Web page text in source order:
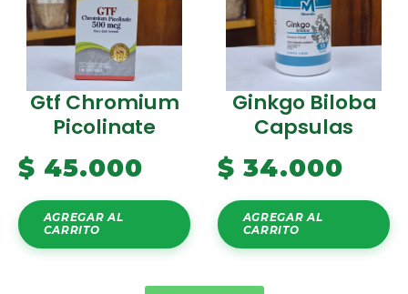
Gtf Chromium
Picolinate
$ 45.000
AGREGAR AL
CARRITO
Ginkgo Biloba
Capsulas
$ 34.000
AGREGAR AL
CARRITO